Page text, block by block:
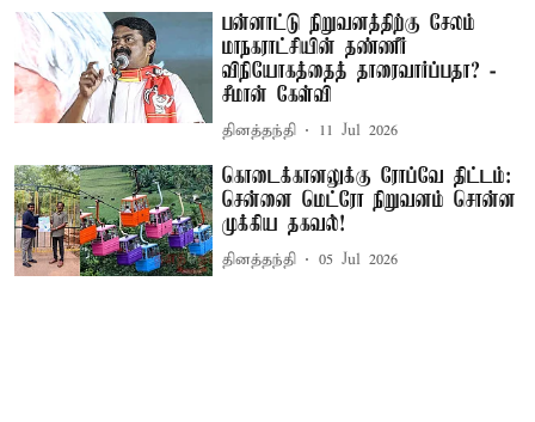
பன்னாட்டு நிறுவனத்திற்கு சேலம்
மாநகராட்சியின் தண்ணீர்
விநியோகத்தைத் தாரைவார்ப்பதா? -
சீமான் கேள்வி
தினத்தந்தி 11 Jul 2026
கொடைக்கானலுக்கு ரோப்வே திட்டம்:
சென்னை மெட்ரோ நிறுவனம் சொன்ன
முக்கிய தகவல்!
தினத்தந்தி 05 Jul 2026